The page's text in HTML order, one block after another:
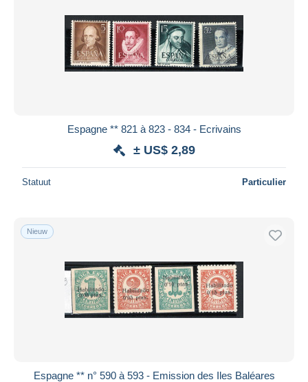
Espagne ** 821 à 823 - 834 - Ecrivains
± US$ 2,89
Statuut Particulier
Nieuw
Espagne ** n° 590 à 593 - Emission des Iles Baléares